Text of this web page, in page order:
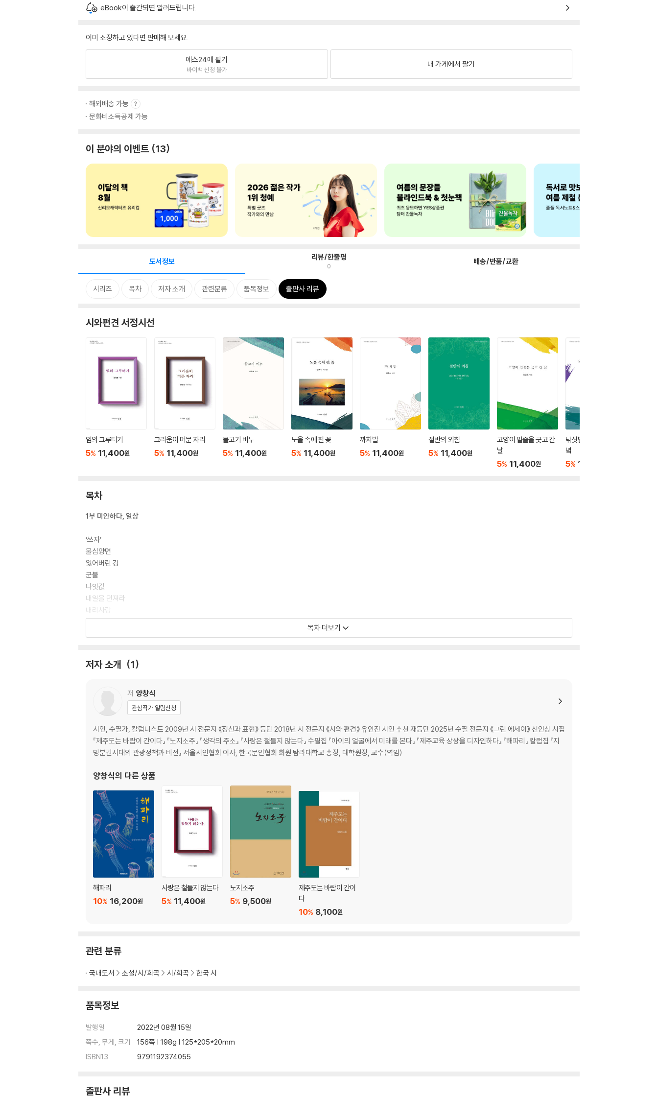
eBook이 출간되면 알려드립니다.
이미 소장하고 있다면 판매해 보세요.
예스24에 팔기
바이백 신청 불가
내 가게에서 팔기
해외배송 가능
문화비소득공제 가능
이 분야의 이벤트 13
도서정보 리뷰/한줄평
0 배송/반품/교환
시리즈 목차 저자 소개 관련분류 품목정보 출판사 리뷰
시와편견 서정시선
임의 그루터기
5% 11,400원
그리움이 머문 자리
5% 11,400원
물고기 비누
5% 11,400원
노을 속에 핀 꽃
5% 11,400원
까치발
5% 11,400원
절반의 외침
5% 11,400원
고양이 밑줄을 긋고 간
날
5% 11,400원
낚싯밥 올려주는 저물
녘
5% 11,400
목차
1부 미안하다, 일상
‘쓰자’
물심양면
잃어버린 강
군불
나잇값
내일을 던져라
내리사랑
몸짓
팬데믹 인사
외사랑
세상없는 꽃밭
사랑의 언어
애기동백
불청객
봄동2
봄꽃
반려 식물
민오름 파묘破墓
민오름 벚꽃
민오름 대추나무
민오름 노루
고추
감자꽃
그릇
렌터카
범생이
한 방
목차 더보기
저자 소개 1
저 양창식
관심작가 알림신청
시인, 수필가, 칼럼니스트 2009년 시 전문지 《정신과 표현》 등단 2018년 시 전문지 《시와 편견》 유안진 시인 추천 재등단 2025년 수필 전문지 《그린 에세이》 신인상 시집
『제주도는 바람이 간이다』 『노지소주』 『생각의 주소』 『사랑은 철들지 않는다』 수필집 『아이의 얼굴에서 미래를 본다』 『제주교육 상상을 디자인하다』 『해파리』 칼럼집 『지
방분권시대의 관광정책과 비전』 서울시인협회 이사, 한국문인협회 회원 탐라대학교 총장, 대학원장, 교수(역임)
양창식의 다른 상품
해파리
16,200원
10%
사랑은 철들지 않는다
11,400원
5%
노지소주
9,500원
5%
제주도는 바람이 간이
다
8,100원
10%
관련 분류
국내도서 소설/시/희곡 시/희곡 한국 시
품목정보
발행일
2022년 08월 15일
쪽수, 무게, 크기
156쪽 | 198g | 125*205*20mm
ISBN13
9791192374055
출판사 리뷰